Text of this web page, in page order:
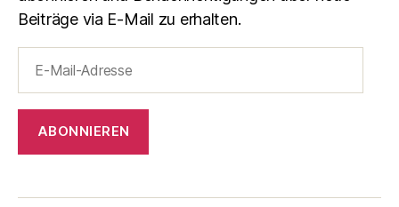
Beiträge via E-Mail zu erhalten.
Mail-
Adresse
ABONNIEREN